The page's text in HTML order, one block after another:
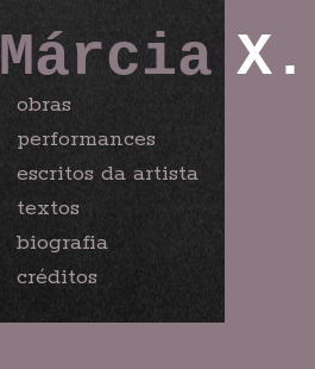
Márcia
obras
performances
escritos da artista
textos
biografia
créditos
X.